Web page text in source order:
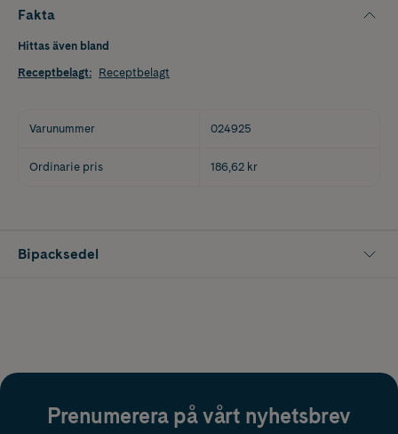
Fakta
Hittas även bland
Receptbelagt: Receptbelagt
Varunummer 024925
Ordinarie pris 186,62 kr
Bipacksedel
Prenumerera på vårt nyhetsbrev